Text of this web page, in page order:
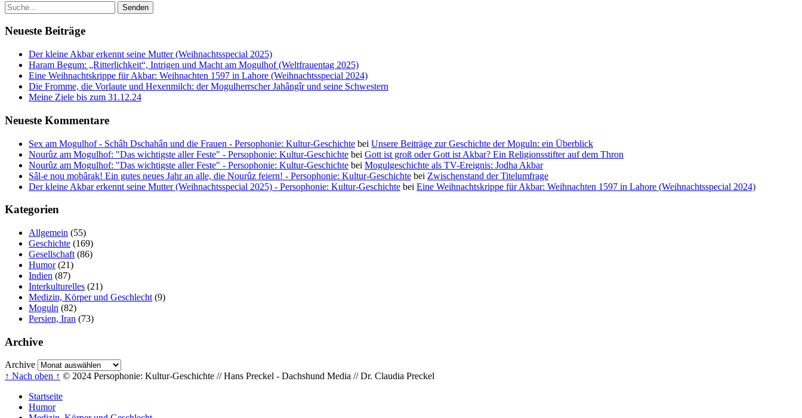
Neueste Beiträge
Der kleine Akbar erkennt seine Mutter (Weihnachtsspecial 2025)
Haram Begum: „Ritterlichkeit“, Intrigen und Macht am Mogulhof (Weltfrauentag 2025)
Eine Weihnachtskrippe für Akbar: Weihnachten 1597 in Lahore (Weihnachtsspecial 2024)
Die Fromme, die Vorlaute und Hexenmilch: der Mogulherrscher Jahângîr und seine Schwestern
Meine Ziele bis zum 31.12.24
Neueste Kommentare
Sex am Mogulhof - Schâh Dschahân und die Frauen - Persophonie: Kultur-Geschichte bei Unsere Beiträge zur Geschichte der Moguln: ein Überblick
Nourûz am Mogulhof: "Das wichtigste aller Feste" - Persophonie: Kultur-Geschichte bei Gott ist groß oder Gott ist Akbar? Ein Religionsstifter auf dem Thron
Nourûz am Mogulhof: "Das wichtigste aller Feste" - Persophonie: Kultur-Geschichte bei Mogulgeschichte als TV-Ereignis: Jodha Akbar
Sâl-e nou mobârak! Ein gutes neues Jahr an alle, die Nourûz feiern! - Persophonie: Kultur-Geschichte bei Zwischenstand der Titelumfrage
Der kleine Akbar erkennt seine Mutter (Weihnachtsspecial 2025) - Persophonie: Kultur-Geschichte bei Eine Weihnachtskrippe für Akbar: Weihnachten 1597 in Lahore (Weihnachtsspecial 2024)
Kategorien
Allgemein (55)
Geschichte (169)
Gesellschaft (86)
Humor(21)
Indien (87)
Interkulturelles (21)
Medizin, Körper und Geschlecht (9)
Moguln (82)
Persien, Iran (73)
Archive
Archive
↑ Nach oben ↑ © 2024 Persophonie: Kultur-Geschichte // Hans Preckel - Dachshund Media // Dr. Claudia Preckel
Startseite
Humor